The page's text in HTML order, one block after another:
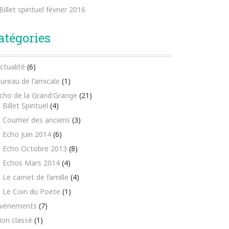
Billet spirituel février 2016
(6)
de l'amicale (1)
de la Grand'Grange (21)
Billet Spirituel (4)
Courrier des anciens (3)
Echo Juin 2014 (6)
Echo Octobre 2013 (8)
Echos Mars 2014 (4)
Le carnet de famille (4)
Le Coin du Poete (1)
(7)
classé (1)